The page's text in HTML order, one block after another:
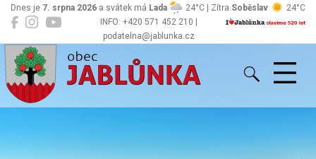
INFO: +420 571 452 210 |
podatelna@jablunka.cz
Dnes je 7. srpna 2026 a svátek má Lada 24°C | Zítra Soběslav 24°C
Jablůnka